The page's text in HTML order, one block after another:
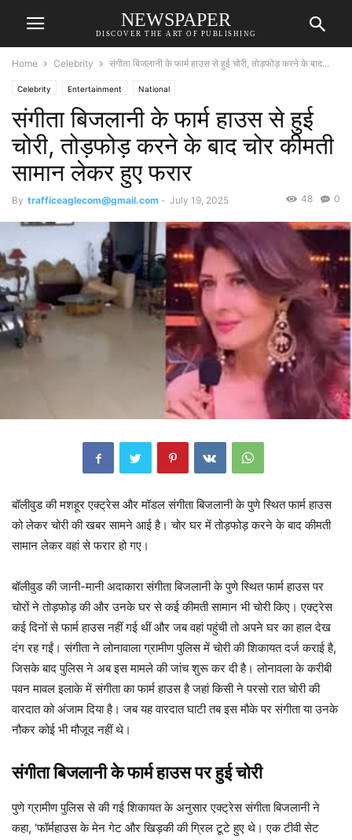
NEWSPAPER
DISCOVER THE ART OF PUBLISHING
Home Celebrity संगीता बिजलानी के फार्म हाउस से हुई चोरी, तोड़फोड़ करने के बाद...
Celebrity Entertainment National
संगीता बिजलानी के फार्म हाउस से हुई
चोरी, तोड़फोड़ करने के बाद चोर कीमती
सामान लेकर हुए फरार
By trafficeaglecom@gmail.com - July 19, 2025 0
48
बॉलीवुड की मशहूर एक्ट्रेस और मॉडल संगीता बिजलानी के पुणे स्थित फार्म हाउस
को लेकर चोरी की खबर सामने आई है। चोर घर में तोड़फोड़ करने के बाद कीमती
सामान लेकर वहां से फरार हो गए।
बॉलीवुड की जानी-मानी अदाकारा संगीता बिजलानी के पुणे स्थित फार्म हाउस पर
चोरों ने तोड़फोड़ की और उनके घर से कई कीमती सामान भी चोरी किए। एक्ट्रेस
कई दिनों से फार्म हाउस नहीं गई थीं और जब वहां पहुंची तो अपने घर का हाल देख
दंग रह गईं। संगीता ने लोनावाला ग्रामीण पुलिस में चोरी की शिकायत दर्ज कराई है,
जिसके बाद पुलिस ने अब इस मामले की जांच शुरू कर दी है। लोनावला के करीबी
पवन मावल इलाके में संगीता का फार्म हाउस है जहां किसी ने परसो रात चोरी की
वारदात को अंजाम दिया है। जब यह वारदात घाटी तब इस मौके पर संगीता या उनके
नौकर कोई भी मौजूद नहीं थे।
संगीता बिजलानी के फार्म हाउस पर हुई चोरी
पुणे ग्रामीण पुलिस से की गई शिकायत के अनुसार एक्ट्रेस संगीता बिजलानी ने
कहा, ‘फॉर्महाउस के मेन गेट और खिड़की की ग्रिल टूटे हुए थे। एक टीवी सेट